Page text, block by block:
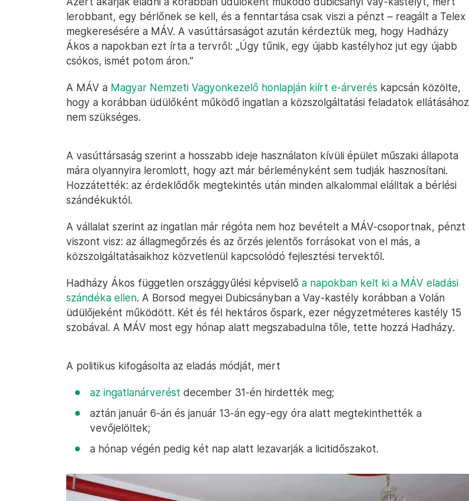
lerobbant, egy bérlőnek se kell, és a fenntartása csak viszi a pénzt – reagált a Telex
megkeresésére a MÁV. A vasúttársaságot azután kérdeztük meg, hogy Hadházy
Ákos a napokban ezt írta a tervről: „Úgy tűnik, egy újabb kastélyhoz jut egy újabb
csókos, ismét potom áron.”
A MÁV a Magyar Nemzeti Vagyonkezelő honlapján kiírt e-árverés kapcsán közölte,
hogy a korábban üdülőként működő ingatlan a közszolgáltatási feladatok ellátásához
nem szükséges.
A vasúttársaság szerint a hosszabb ideje használaton kívüli épület műszaki állapota
mára olyannyira leromlott, hogy azt már bérleményként sem tudják hasznosítani.
Hozzátették: az érdeklődők megtekintés után minden alkalommal elálltak a bérlési
szándékuktól.
A vállalat szerint az ingatlan már régóta nem hoz bevételt a MÁV-csoportnak, pénzt
viszont visz: az állagmegőrzés és az őrzés jelentős forrásokat von el más, a
közszolgáltatásaikhoz közvetlenül kapcsolódó fejlesztési tervektől.
Hadházy Ákos független országgyűlési képviselő a napokban kelt ki a MÁV eladási
szándéka ellen. A Borsod megyei Dubicsányban a Vay-kastély korábban a Volán
üdülőjeként működött. Két és fél hektáros őspark, ezer négyzetméteres kastély 15
szobával. A MÁV most egy hónap alatt megszabadulna tőle, tette hozzá Hadházy.
A politikus kifogásolta az eladás módját, mert
az ingatlanárverést december 31-én hirdették meg;
aztán január 6-án és január 13-án egy-egy óra alatt megtekinthették a
vevőjelöltek;
a hónap végén pedig két nap alatt lezavarják a licitidőszakot.